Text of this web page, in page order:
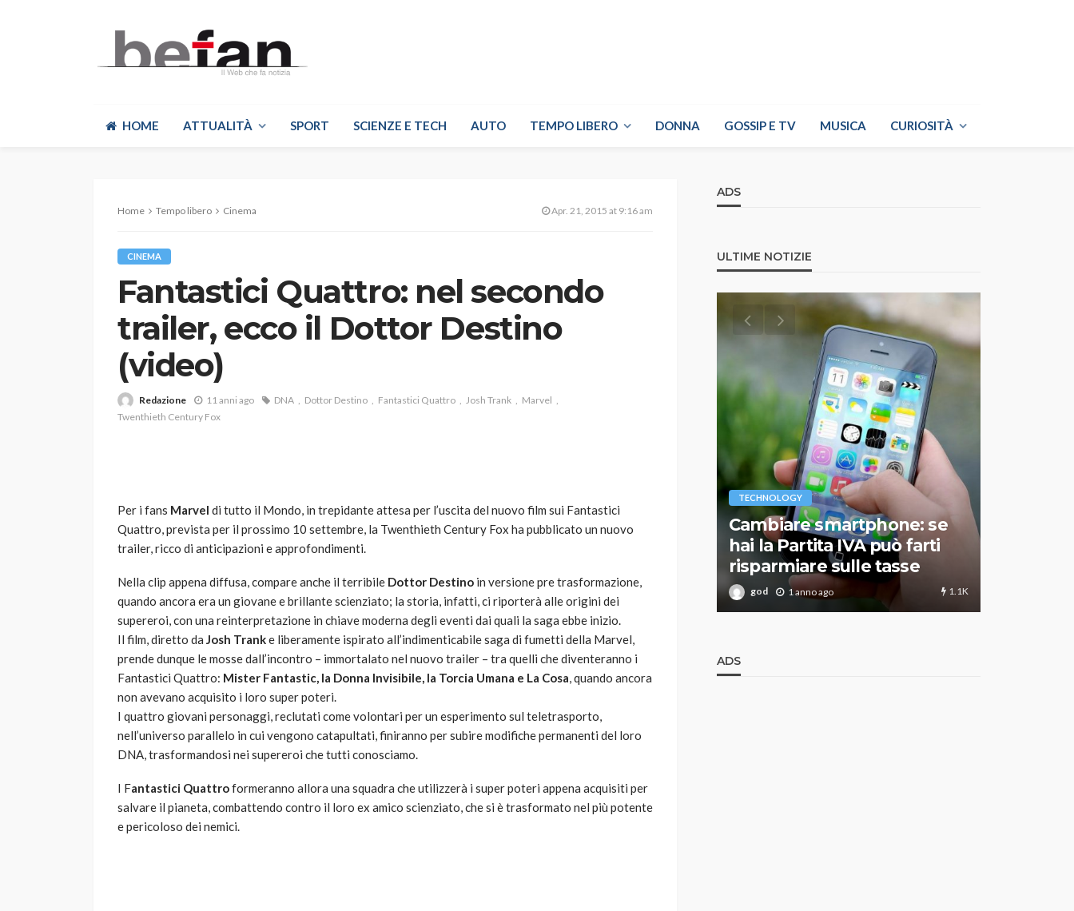
HOME ATTUALITÀ SPORT SCIENZE E TECH AUTO TEMPO LIBERO DONNA GOSSIP E TV MUSICA CURIOSITÀ
Home Tempo libero Cinema Apr. 21, 2015 at 9:16 am
CINEMA
Fantastici Quattro: nel secondo
trailer, ecco il Dottor Destino
(video)
Redazione 11 anni ago DNA Dottor Destino Fantastici Quattro Josh Trank
Marvel
Twenthieth Century Fox
Per i fans Marvel di tutto il Mondo, in trepidante attesa per l’uscita del nuovo film sui Fantastici
Quattro, prevista per il prossimo 10 settembre, la Twenthieth Century Fox ha pubblicato un nuovo
trailer, ricco di anticipazioni e approfondimenti.
Nella clip appena diffusa, compare anche il terribile Dottor Destino in versione pre trasformazione,
quando ancora era un giovane e brillante scienziato; la storia, infatti, ci riporterà alle origini dei
supereroi, con una reinterpretazione in chiave moderna degli eventi dai quali la saga ebbe inizio.
Il film, diretto da Josh Tranke liberamente ispirato all’indimenticabile saga di fumetti della Marvel,
prende dunque le mosse dall’incontro – immortalato nel nuovo trailer – tra quelli che diventeranno i
Fantastici Quattro: Mister Fantastic, la Donna Invisibile, la Torcia Umana e La Cosa, quando ancora
non avevano acquisito i loro super poteri.
I quattro giovani personaggi, reclutati come volontari per un esperimento sul teletrasporto,
nell’universo parallelo in cui vengono catapultati, finiranno per subire modifiche permanenti del loro
DNA, trasformandosi nei supereroi che tutti conosciamo.
I Fantastici Quattroformeranno allora una squadra che utilizzerà i super poteri appena acquisiti per
salvare il pianeta, combattendo contro il loro ex amico scienziato, che si è trasformato nel più potente
e pericoloso dei nemici.
ADS
ULTIME NOTIZIE
VARIE
Robot tagliaerba: quale
1 anno ago 785
Davis: tennis mondiale e
passione per
9 mesi ago
TECHNOLOGY
Cambiare smartphone: se
hai la Partita IVA può farti
risparmiare sulle tasse
god 1 anno ago 1.1K
ADS